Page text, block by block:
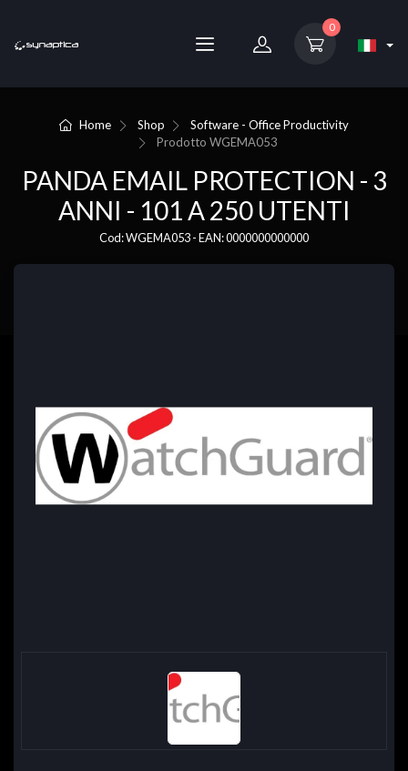
0
Home Shop
Software - Office Productivity
Prodotto WGEMA053
PANDA EMAIL PROTECTION - 3
ANNI - 101 A 250 UTENTI
Cod: WGEMA053 - EAN: 0000000000000